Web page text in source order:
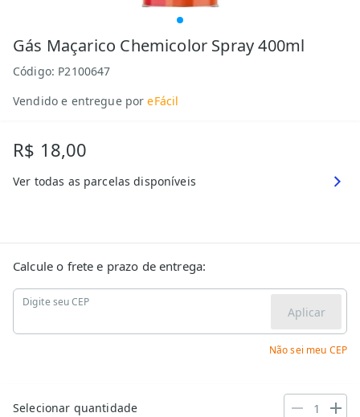
Gás Maçarico Chemicolor Spray 400ml
Código: P2100647
Vendido e entregue por eFácil
R$ 18,00
Ver todas as parcelas disponíveis
Calcule o frete e prazo de entrega:
Digite seu CEP
Aplicar
Não sei meu CEP
Selecionar quantidade